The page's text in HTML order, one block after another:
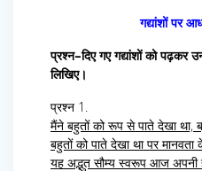
गद्यांशों पर
प्रश्न–दिए गए गद्यांशों को पढ़कर
लिखिए।
प्रश्न 1.
मैंने बहुतों को रूप से पाते देखा था,
बहुतों को पाते देखा था परमानवता
यह अद्भुत सौम्य स्वरूप आज अपनी